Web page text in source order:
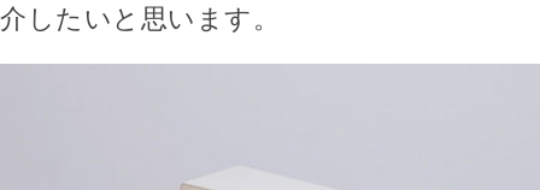
介したいと思います。